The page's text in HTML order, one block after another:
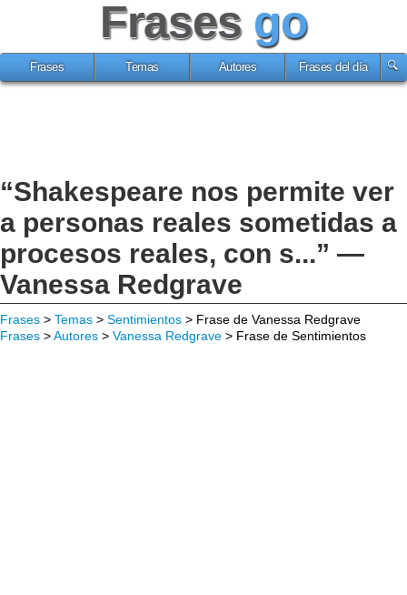
Frases go
Frases Temas Autores Frases del día
“Shakespeare nos permite ver
a personas reales sometidas a
procesos reales, con s...” —
Vanessa Redgrave
Frases > Temas > Sentimientos > Frase de Vanessa Redgrave
Frases >Autores > Vanessa Redgrave > Frase de Sentimientos